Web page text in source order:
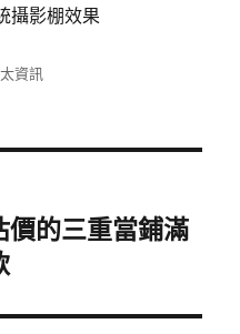
攝影棚效果
資訊
價的三重當鋪滿